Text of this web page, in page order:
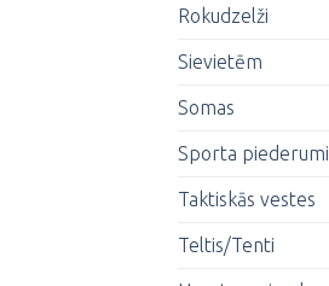
Rokudzelži
Sievietēm
Somas
Sporta piederumi
Taktiskās vestes
Teltis/Tenti